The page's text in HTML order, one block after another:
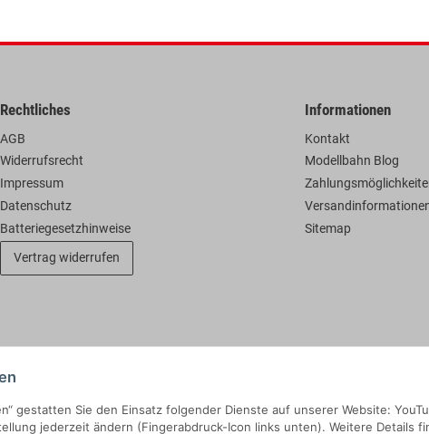
Rechtliches
AGB
Widerrufsrecht
Impressum
Datenschutz
Batteriegesetzhinweise
Vertrag widerrufen
Informationen
Kontakt
Modellbahn Blog
Sitemap
gestatten Sie den Einsatz folgender Dienste auf unserer Website:
jederzeit ändern (Fingerabdruck-Icon links unten). Weitere Details